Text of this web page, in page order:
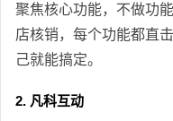
聚焦核心功能，不做功
店核销，每个功能都直
己就能搞定。
2. 凡科互动